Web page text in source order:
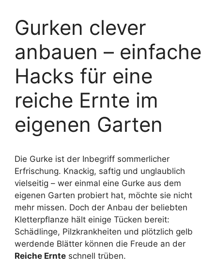
Gurken clever
anbauen – einfache
Hacks für eine
reiche Ernte im
eigenen Garten
Die Gurke ist der Inbegriff sommerlicher
Erfrischung. Knackig, saftig und unglaublich
vielseitig – wer einmal eine Gurke aus dem
eigenen Garten probiert hat, möchte sie nicht
mehr missen. Doch der Anbau der beliebten
Kletterpflanze hält einige Tücken bereit:
Schädlinge, Pilzkrankheiten und plötzlich gelb
werdende Blätter können die Freude an der
Reiche Ernte schnell trüben.